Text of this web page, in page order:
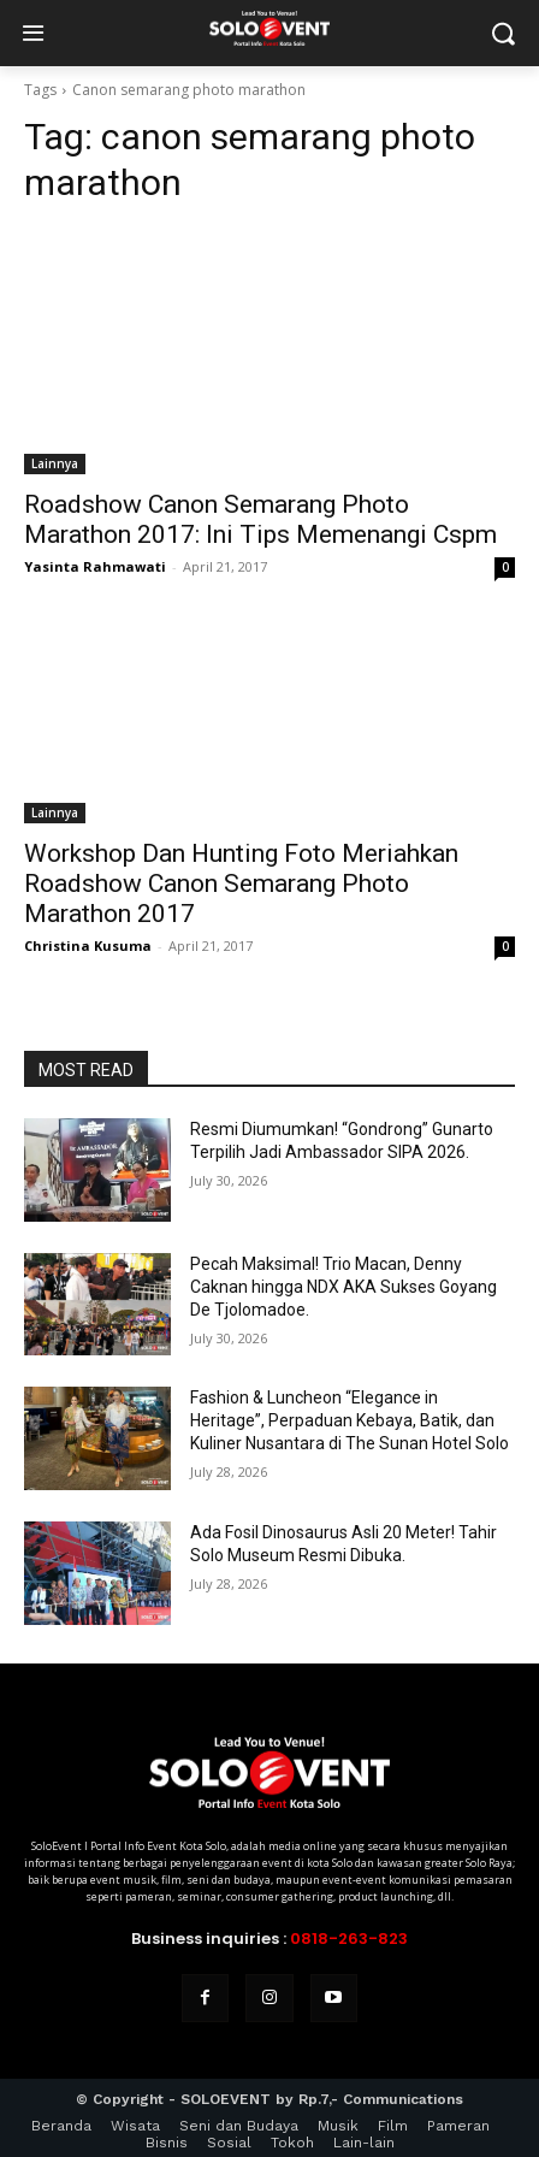
Tags Canon semarang photo marathon
Tag: canon semarang photo
marathon
Lainnya
Roadshow Canon Semarang Photo
Marathon 2017: Ini Tips Memenangi Cspm
Yasinta Rahmawati - April 21, 2017 0
Lainnya
Workshop Dan Hunting Foto Meriahkan
Roadshow Canon Semarang Photo
Marathon 2017
Christina Kusuma - April 21, 2017 0
MOST READ
Resmi Diumumkan! “Gondrong” Gunarto
Terpilih Jadi Ambassador SIPA 2026.
July 30, 2026
Pecah Maksimal! Trio Macan, Denny
Caknan hingga NDX AKA Sukses Goyang
De Tjolomadoe.
July 30, 2026
Fashion & Luncheon “Elegance in
Heritage”, Perpaduan Kebaya, Batik, dan
Kuliner Nusantara di The Sunan Hotel Solo
July 28, 2026
Ada Fosil Dinosaurus Asli 20 Meter! Tahir
Solo Museum Resmi Dibuka.
July 28, 2026
SoloEvent I Portal Info Event Kota Solo, adalah media online yang secara khusus menyajikan
informasi tentang berbagai penyelenggaraan event di kota Solo dan kawasan greater Solo Raya;
baik berupa event musik, film, seni dan budaya, maupun event-event komunikasi pemasaran
seperti pameran, seminar, consumer gathering, product launching, dll.
Business inquiries : 0818-263-823
© Copyright - SOLOEVENT by Rp.7,- Communications
Beranda
Wisata Seni dan Budaya Musik Film
Pameran
Bisnis
Sosial Tokoh Lain-lain